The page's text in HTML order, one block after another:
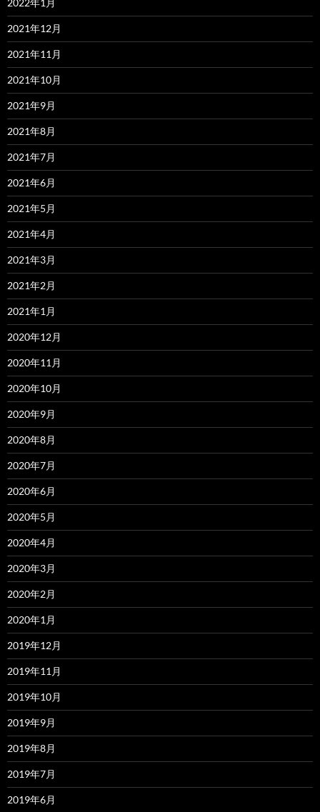
2022年1月
2021年12月
2021年11月
2021年10月
2021年9月
2021年8月
2021年7月
2021年6月
2021年5月
2021年4月
2021年3月
2021年2月
2021年1月
2020年12月
2020年11月
2020年10月
2020年9月
2020年8月
2020年7月
2020年6月
2020年5月
2020年4月
2020年3月
2020年2月
2020年1月
2019年12月
2019年11月
2019年10月
2019年9月
2019年8月
2019年7月
2019年6月